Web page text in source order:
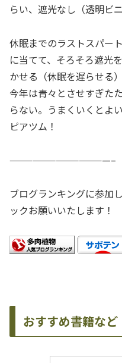
らい、遮光なし（透明ビ
休眠までのラストスパー
に当てて、そろそろ遮光
かせる（休眠を遅らせる
今年は青々とさせすぎた
らない。うまくいくとよ
ピアツム！
—————————————–
ブログランキングに参加
ックお願いいたします！
おすすめ書籍など